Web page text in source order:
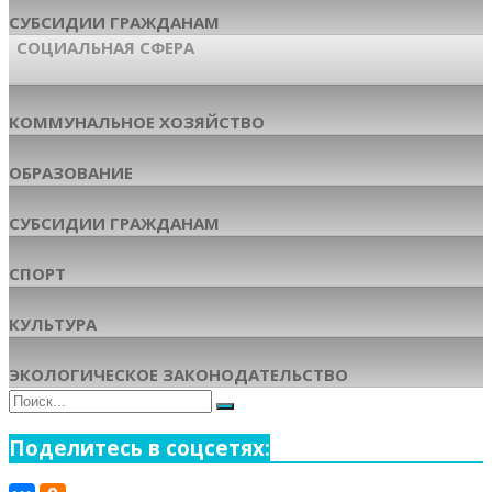
СУБСИДИИ ГРАЖДАНАМ
СОЦИАЛЬНАЯ СФЕРА
КОММУНАЛЬНОЕ ХОЗЯЙСТВО
ОБРАЗОВАНИЕ
СУБСИДИИ ГРАЖДАНАМ
СПОРТ
КУЛЬТУРА
ЭКОЛОГИЧЕСКОЕ ЗАКОНОДАТЕЛЬСТВО
Поиск
Поиск
Поделитесь в соцсетях: